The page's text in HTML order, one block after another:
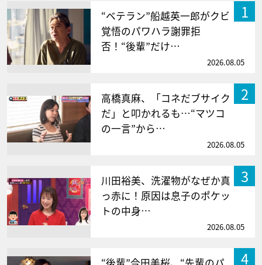
1
“ベテラン”船越英一郎がクビ
覚悟のパワハラ謝罪拒
否！“後輩”だけ…
2026.08.05
2
高橋真麻、「コネだブサイク
だ」と叩かれるも…“マツコ
の一言”から…
2026.08.05
3
川田裕美、洗濯物がなぜか真
っ赤に！原因は息子のポケッ
トの中身…
2026.08.05
4